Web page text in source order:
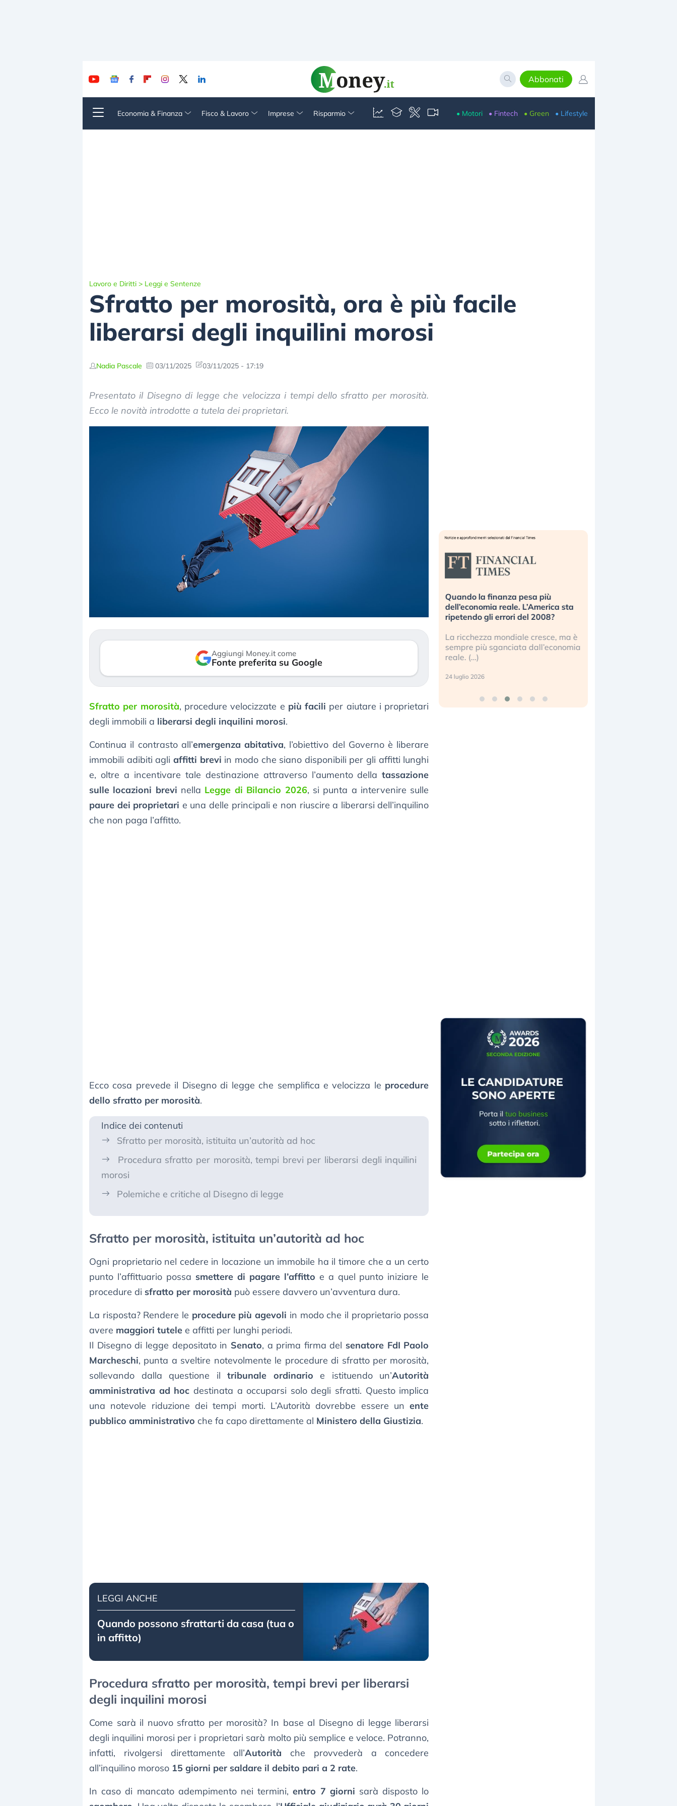
Abbonati
Economia & Finanza Fisco & Lavoro Imprese Risparmio • Motori • Fintech • Green • Lifestyle
Lavoro e Diritti > Leggi e Sentenze
Sfratto per morosità, ora è più facile
liberarsi degli inquilini morosi
Nadia Pascale 03/11/2025 03/11/2025 - 17:19
Presentato il Disegno di legge che velocizza i tempi dello sfratto per morosità.
Ecco le novità introdotte a tutela dei proprietari.
Aggiungi Money.it come
Fonte preferita su Google
Sfratto per morosità, procedure velocizzate e più facili per aiutare i proprietari
degli immobili a liberarsi degli inquilini morosi.
Continua il contrasto all’emergenza abitativa, l’obiettivo del Governo è liberare
immobili adibiti agli affitti brevi in modo che siano disponibili per gli affitti lunghi
e, oltre a incentivare tale destinazione attraverso l’aumento dellatassazione
sulle locazioni brevi nella Legge di Bilancio 2026, si punta a intervenire sulle
paure dei proprietari e una delle principali e non riuscire a liberarsi dell’inquilino
che non paga l’affitto.
Ecco cosa prevede il Disegno di legge che semplifica e velocizza le procedure
dello sfratto per morosità.
Indice dei contenuti
Sfratto per morosità, istituita un’autorità ad hoc
Procedura sfratto per morosità, tempi brevi per liberarsi degli inquilini
morosi
Polemiche e critiche al Disegno di legge
Sfratto per morosità, istituita un’autorità ad hoc
Ogni proprietario nel cedere in locazione un immobile ha il timore che a un certo
punto l’affittuario possa smettere di pagare l’affitto e a quel punto iniziare le
procedure di sfratto per morosità può essere davvero un’avventura dura.
La risposta? Rendere le procedure più agevoli in modo che il proprietario possa
avere maggiori tutele e affitti per lunghi periodi.
Il Disegno di legge depositato in Senato, a prima firma del senatore FdI Paolo
Marcheschi, punta a sveltire notevolmente le procedure di sfratto per morosità,
sollevando dalla questione iltribunale ordinario e istituendo un’Autorità
amministrativa ad hoc destinata a occuparsi solo degli sfratti. Questo implica
una notevole riduzione dei tempi morti. L’Autorità dovrebbe essere unente
pubblico amministrativo che fa capo direttamente al Ministero della Giustizia.
LEGGI ANCHE
Quando possono sfrattarti da casa (tua o
in affitto)
Procedura sfratto per morosità, tempi brevi per liberarsi
degli inquilini morosi
Come sarà il nuovo sfratto per morosità? In base al Disegno di legge liberarsi
degli inquilini morosi per i proprietari sarà molto più semplice e veloce. Potranno,
infatti, rivolgersi direttamente all’Autorità che provvederà a concedere
all’inquilino moroso 15 giorni per saldare il debito pari a 2 rate.
In caso di mancato adempimento nei termini,entro 7 giorni sarà disposto lo
Dalle valutazioni estreme alla
repricing degli asset?
3 agosto 2026
della bolla AI
Kospi, mentre gli investitori retail (…)
30 luglio 2026
Quando la finanza pesa più
dell’economia reale. L’America sta
ripetendo gli errori del 2008?
La ricchezza mondiale cresce, ma è
sempre più sganciata dall’economia
reale. (…)
24 luglio 2026